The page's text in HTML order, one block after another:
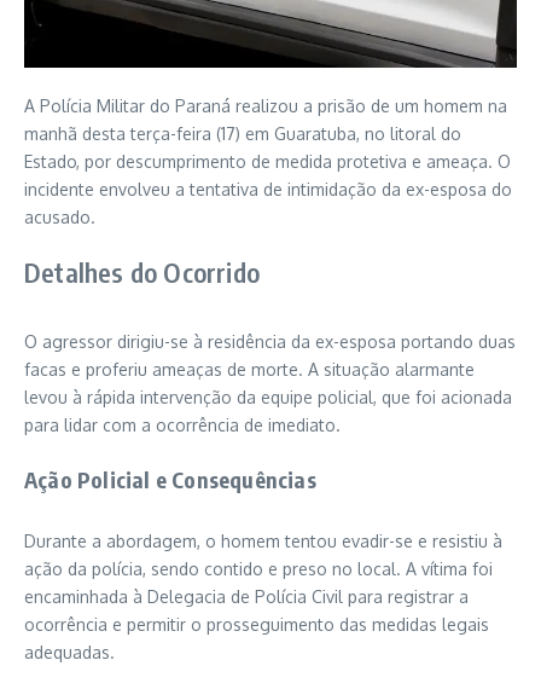
A Polícia Militar do Paraná realizou a prisão de um homem na
manhã desta terça-feira (17) em Guaratuba, no litoral do
Estado, por descumprimento de medida protetiva e ameaça. O
incidente envolveu a tentativa de intimidação da ex-esposa do
acusado.
Detalhes do Ocorrido
O agressor dirigiu-se à residência da ex-esposa portando duas
facas e proferiu ameaças de morte. A situação alarmante
levou à rápida intervenção da equipe policial, que foi acionada
para lidar com a ocorrência de imediato.
Ação Policial e Consequências
Durante a abordagem, o homem tentou evadir-se e resistiu à
ação da polícia, sendo contido e preso no local. A vítima foi
encaminhada à Delegacia de Polícia Civil para registrar a
ocorrência e permitir o prosseguimento das medidas legais
adequadas.